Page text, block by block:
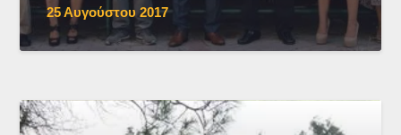
25 Αυγούστου 2017